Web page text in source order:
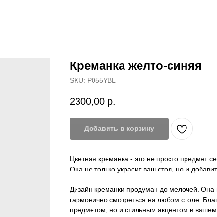
Креманка желто-синяя
SKU: P055YBL
2300,00 р.
Добавить в корзину
Цветная креманка - это не просто предмет
Она не только украсит ваш стол, но и
Дизайн креманки продуман до мелочей. Она
гармонично смотреться на любом столе.
предметом, но и стильным акцентом в